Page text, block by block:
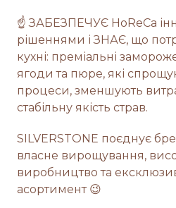
☝️ ЗАБЕЗПЕЧУЄ HoReCa
рішеннями і ЗНАЄ, що
кухні: преміальні
ягоди та пюре, які
процеси, зменшують
стабільну якість страв.
SILVERSTONE поєднує
власне вирощування,
виробництво та
асортимент 😉